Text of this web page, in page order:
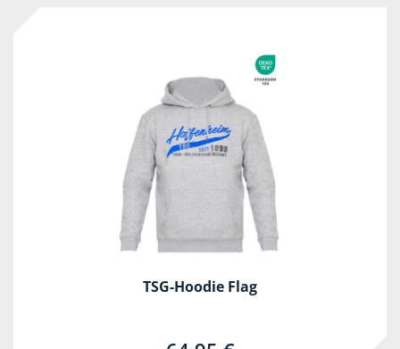
TSG-Hoodie Flag